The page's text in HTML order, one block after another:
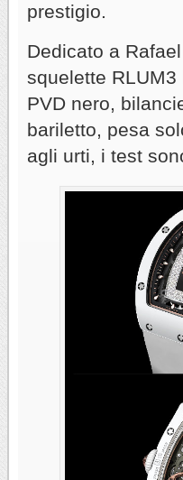
prestigio.
Dedicato a
squelette
PVD nero,
bariletto, pesa
agli urti, i test